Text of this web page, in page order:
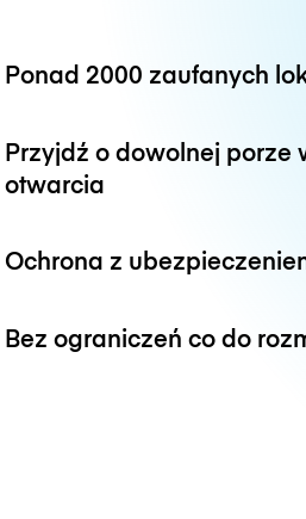
Ponad 2000 zaufanych
Przyjdź o dowolnej porze
otwarcia
Ochrona z
Bez ograniczeń co do